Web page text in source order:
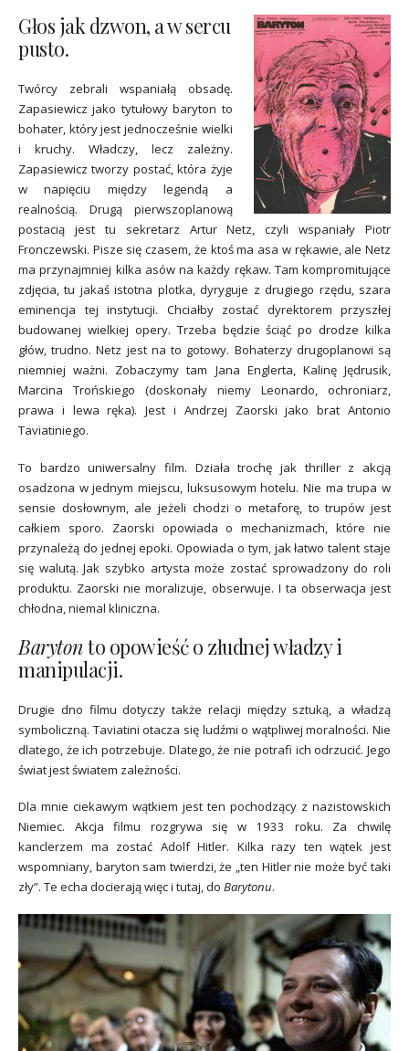
Głos jak dzwon, a w sercu
pusto.
Twórcy zebrali wspaniałą obsadę.
Zapasiewicz jako tytułowy baryton to
bohater, który jest jednocześnie wielki
i kruchy. Władczy, lecz zależny.
Zapasiewicz tworzy postać, która żyje
w napięciu między legendą a
realnością. Drugą pierwszoplanową
postacią jest tu sekretarz Artur Netz, czyli wspaniały Piotr
Fronczewski. Pisze się czasem, że ktoś ma asa w rękawie, ale Netz
ma przynajmniej kilka asów na każdy rękaw. Tam kompromitujące
zdjęcia, tu jakaś istotna plotka, dyryguje z drugiego rzędu, szara
eminencja tej instytucji. Chciałby zostać dyrektorem przyszłej
budowanej wielkiej opery. Trzeba będzie ściąć po drodze kilka
głów, trudno. Netz jest na to gotowy. Bohaterzy drugoplanowi są
niemniej ważni. Zobaczymy tam Jana Englerta, Kalinę Jędrusik,
Marcina Trońskiego (doskonały niemy Leonardo, ochroniarz,
prawa i lewa ręka). Jest i Andrzej Zaorski jako brat Antonio
Taviatiniego.
To bardzo uniwersalny film. Działa trochę jak thriller z akcją
osadzona w jednym miejscu, luksusowym hotelu. Nie ma trupa w
sensie dosłownym, ale jeżeli chodzi o metaforę, to trupów jest
całkiem sporo. Zaorski opowiada o mechanizmach, które nie
przynależą do jednej epoki. Opowiada o tym, jak łatwo talent staje
się walutą. Jak szybko artysta może zostać sprowadzony do roli
produktu. Zaorski nie moralizuje, obserwuje. I ta obserwacja jest
chłodna, niemal kliniczna.
Barytonto opowieść o złudnej władzy i
manipulacji.
Drugie dno filmu dotyczy także relacji między sztuką, a władzą
symboliczną. Taviatini otacza się ludźmi o wątpliwej moralności. Nie
dlatego, że ich potrzebuje. Dlatego, że nie potrafi ich odrzucić. Jego
świat jest światem zależności.
Dla mnie ciekawym wątkiem jest ten pochodzący z nazistowskich
Niemiec. Akcja filmu rozgrywa się w 1933 roku. Za chwilę
kanclerzem ma zostać Adolf Hitler. Kilka razy ten wątek jest
wspomniany, baryton sam twierdzi, że „ten Hitler nie może być taki
zły”. Te echa docierają więc i tutaj, do Barytonu.